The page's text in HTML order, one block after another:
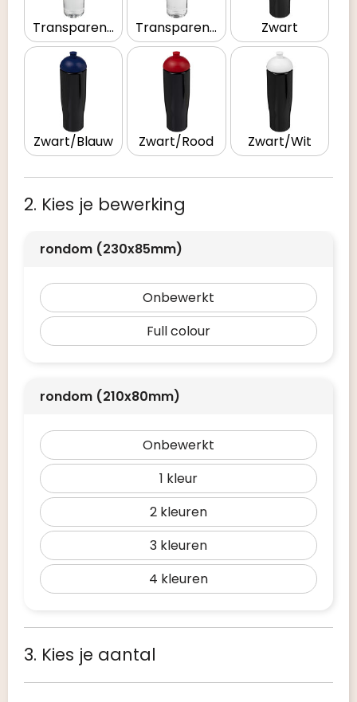
Transparent/Wit Transparent/Zwart Zwart
Zwart/Blauw Zwart/Rood Zwart/Wit
2. Kies je bewerking
rondom (230x85mm)
Onbewerkt
Full colour
rondom (210x80mm)
Onbewerkt
1
2
3
4
3. Kies je aantal